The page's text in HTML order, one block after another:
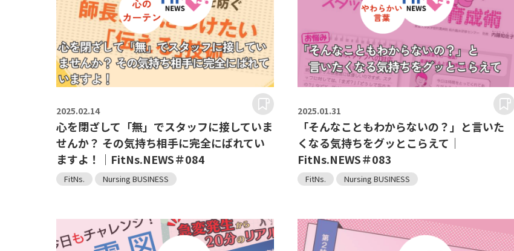
2025.02.14
心を閉ざして「無」でスタッフに接していま
せんか？ その気持ち相手に完全にばれてい
ますよ！｜FitNs.NEWS＃084
FitNs. Nursing BUSINESS
2025.01.31
「そんなこともわからないの？」と言いた
くなる気持ちをグッとこらえて｜
FitNs.NEWS＃083
FitNs. Nursing BUSINESS